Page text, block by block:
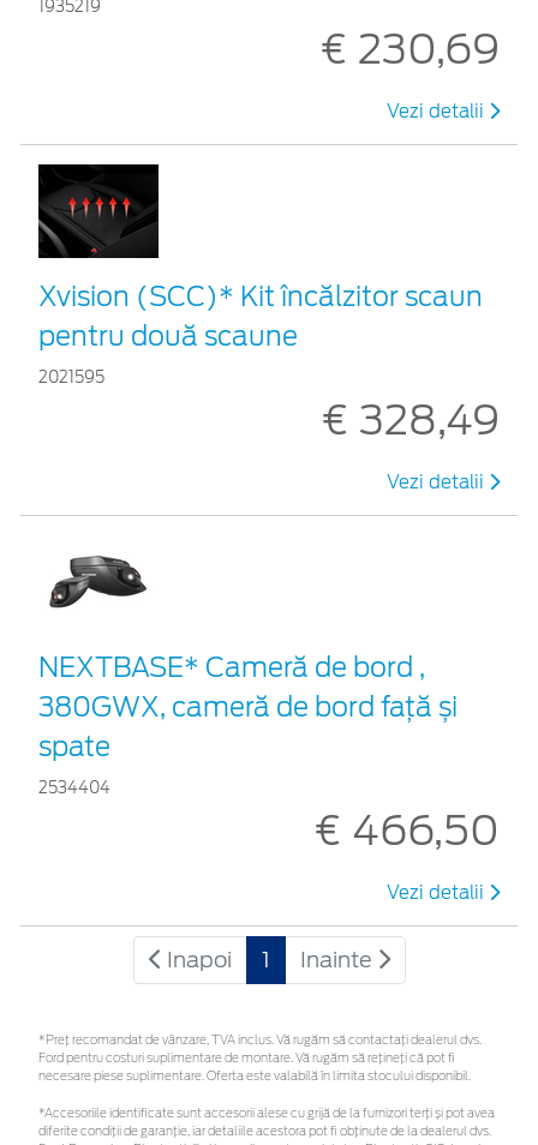
1935219
€ 230,69
Vezi detalii
Xvision (SCC)* Kit încălzitor scaun
pentru două scaune
2021595
€ 328,49
Vezi detalii
NEXTBASE* Cameră de bord ,
380GWX, cameră de bord față și
spate
2534404
€ 466,50
Vezi detalii
Inapoi 1 Inainte
*Preţ recomandat de vânzare, TVA inclus. Vă rugăm să contactaţi dealerul dvs.
Ford pentru costuri suplimentare de montare. Vă rugăm să rețineți că pot fi
necesare piese suplimentare. Oferta este valabilă în limita stocului disponibil.
*Accesoriile identificate sunt accesorii alese cu grijă de la furnizori terți și pot avea
diferite condiții de garanție, iar detaliile acestora pot fi obținute de la dealerul dvs.